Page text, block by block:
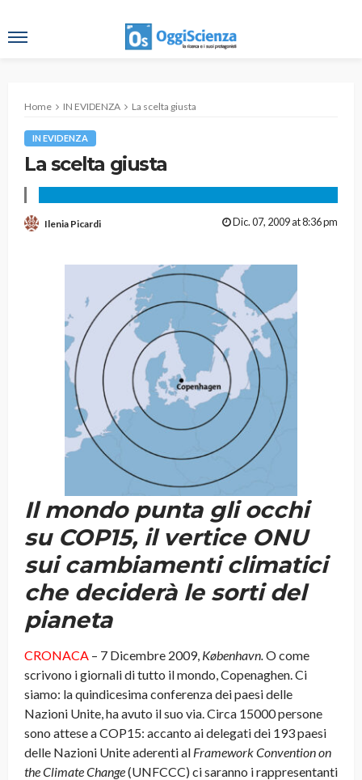
Home IN EVIDENZA La scelta giusta
IN EVIDENZA
La scelta giusta
Ilenia Picardi Dic. 07, 2009 at 8:36 pm
Il mondo punta gli occhi
su COP15, il vertice ONU
sui cambiamenti climatici
che deciderà le sorti del
pianeta
CRONACA – 7 Dicembre 2009, København. O come
scrivono i giornali di tutto il mondo, Copenaghen. Ci
siamo: la quindicesima conferenza dei paesi delle
Nazioni Unite, ha avuto il suo via. Circa 15000 persone
sono attese a COP15: accanto ai delegati dei 193 paesi
delle Nazioni Unite aderenti al Framework Convention on
the Climate Change(UNFCCC) ci saranno i rappresentanti